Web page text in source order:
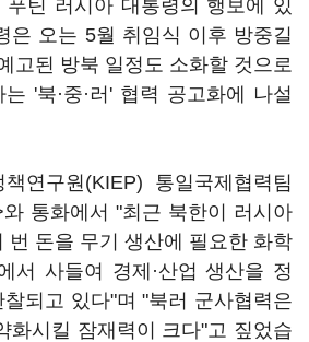
푸틴 러시아 대통령의 행보에 있
은 오는 5월 취임식 이후 방중길
고된 방북 일정도 소화할 것으로
'북·중·러' 협력 공고화에 나설
연구원(KIEP) 통일국제협력팀
통화에서 "최근 북한이 러시아
번 돈을 무기 생산에 필요한 화학
서 사들여 경제·산업 생산을 정
되고 있다"며 "북러 군사협력은
화시킬 잠재력이 크다"고 짚었습